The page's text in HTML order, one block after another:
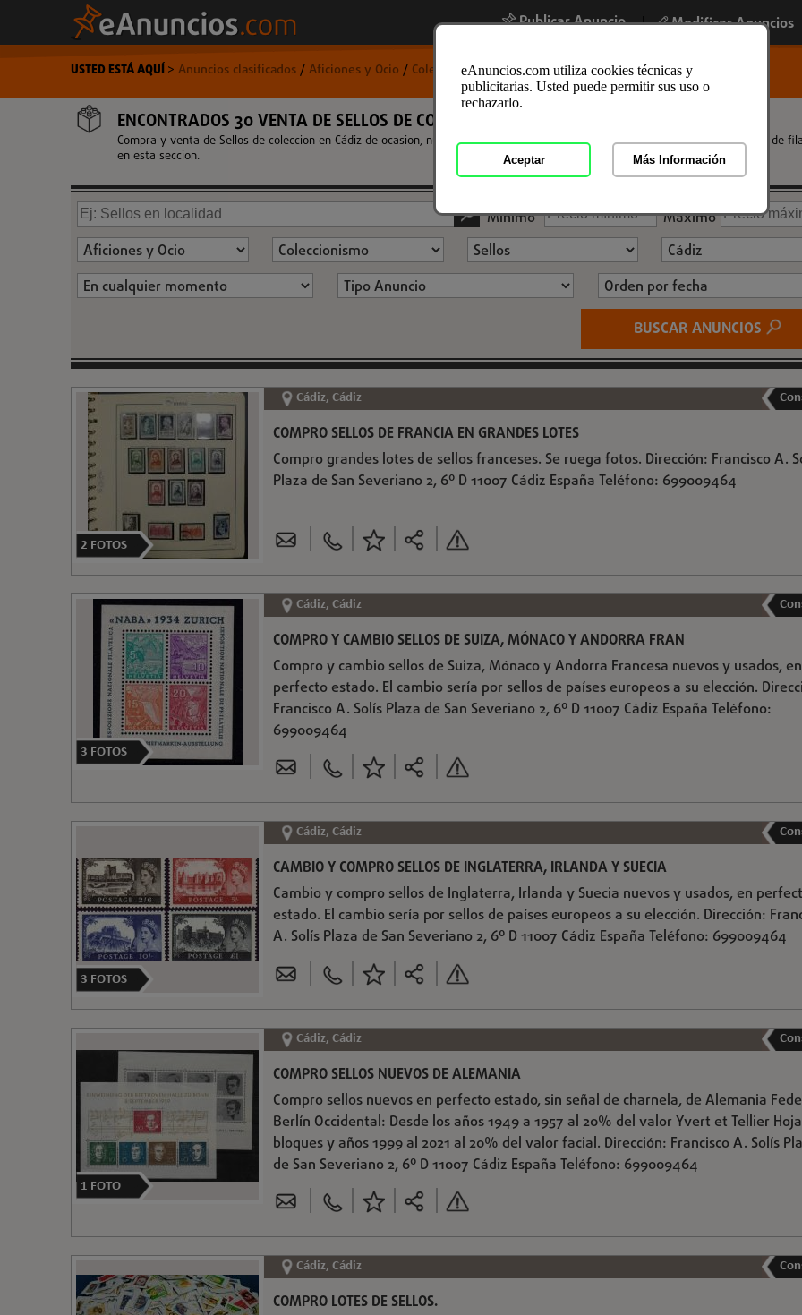
| Publicar Anuncio | Modificar Anuncios
USTED ESTÁ AQUÍ> Anuncios clasificados/Aficiones y Ocio / Coleccionismo/Sellos/Sellos en Cadiz
ENCONTRADOS 30 VENTA DE SELLOS DE COLECCION EN CÁDIZ
Compra y venta de Sellos de coleccion en Cádiz de ocasion, nuevos y usados a los mejores precios. Encuentra la mayor oferta de
en esta seccion.
Mínimo Máximo
BUSCAR ANUNCIOS
Cádiz, Cádiz
COMPRO SELLOS DE FRANCIA EN GRANDES LOTES
Compro grandes lotes de sellos franceses. Se ruega fotos. Dirección: Francisco A.
Plaza de San Severiano 2, 6º D 11007 Cádiz España Teléfono: 699009464
2 FOTOS
Cádiz, Cádiz
COMPRO Y CAMBIO SELLOS DE SUIZA, MÓNACO Y ANDORRA FRAN
Compro y cambio sellos de Suiza, Mónaco y Andorra Francesa nuevos y usados, en
perfecto estado. El cambio sería por sellos de países europeos a su elección.
Francisco A. Solís Plaza de San Severiano 2, 6º D 11007 Cádiz España Teléfono:
699009464
3 FOTOS
Cádiz, Cádiz
CAMBIO Y COMPRO SELLOS DE INGLATERRA, IRLANDA Y SUECIA
Cambio y compro sellos de Inglaterra, Irlanda y Suecia nuevos y usados, en
estado. El cambio sería por sellos de países europeos a su elección. Dirección:
A. Solís Plaza de San Severiano 2, 6º D 11007 Cádiz España Teléfono: 699009464
3 FOTOS
Cádiz, Cádiz
COMPRO SELLOS NUEVOS DE ALEMANIA
Compro sellos nuevos en perfecto estado, sin señal de charnela, de Alemania
Berlín Occidental: Desde los años 1949 a 1957 al 20% del valor Yvert et Tellier
bloques y años 1999 al 2021 al 20% del valor facial. Dirección: Francisco A. Solís
de San Severiano 2, 6º D 11007 Cádiz España Teléfono: 699009464
1 FOTO
Cádiz, Cádiz
COMPRO LOTES DE SELLOS.
eAnuncios.com utiliza cookies técnicas y
publicitarias. Usted puede permitir sus uso o
rechazarlo.
Aceptar Más Información